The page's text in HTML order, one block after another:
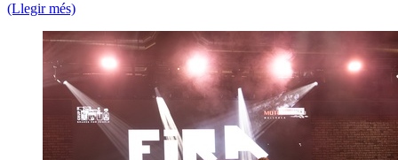
(Llegir més)